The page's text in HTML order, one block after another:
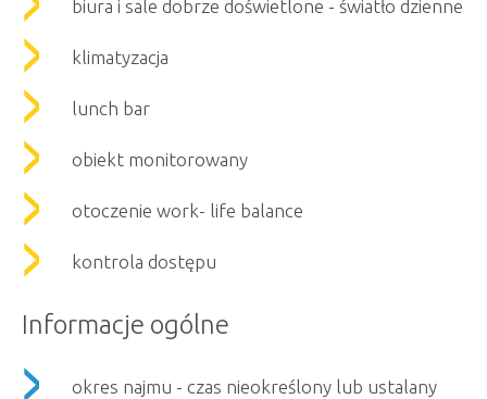
biura i sale dobrze doświetlone - światło dzienne
klimatyzacja
lunch bar
obiekt monitorowany
otoczenie work- life balance
kontrola dostępu
Informacje ogólne
okres najmu - czas nieokreślony lub ustalany